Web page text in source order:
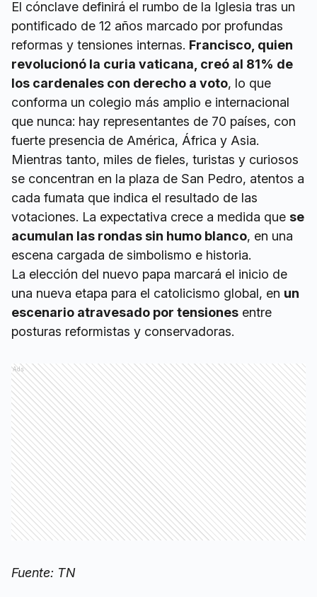
El cónclave definirá el rumbo de la Iglesia tras un
pontificado de 12 años marcado por profundas
reformas y tensiones internas. Francisco, quien
revolucionó la curia vaticana, creó al 81% de
los cardenales con derecho a voto, lo que
conforma un colegio más amplio e internacional
que nunca: hay representantes de 70 países, con
fuerte presencia de América, África y Asia.
Mientras tanto, miles de fieles, turistas y curiosos
se concentran en la plaza de San Pedro, atentos a
cada fumata que indica el resultado de las
votaciones. La expectativa crece a medida que se
acumulan las rondas sin humo blanco, en una
escena cargada de simbolismo e historia.
La elección del nuevo papa marcará el inicio de
una nueva etapa para el catolicismo global, en un
escenario atravesado por tensiones entre
posturas reformistas y conservadoras.
Ads
Fuente: TN